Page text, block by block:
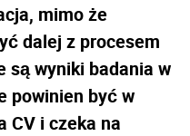
mimo że
dalej z procesem
są wyniki badania w
powinien być w
CV i czeka na